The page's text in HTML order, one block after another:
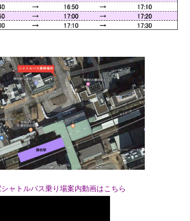
ャトルバス乗り場案内動画はこちら